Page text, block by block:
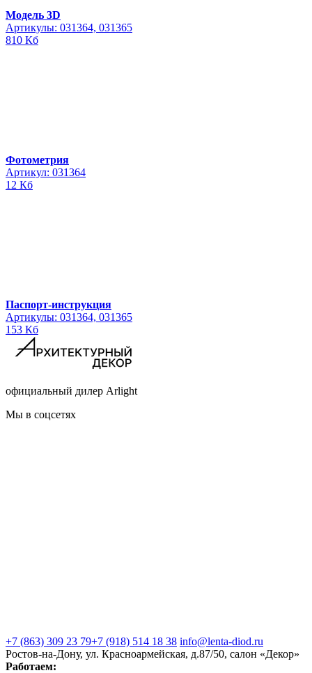
Модель 3D
Артикулы: 031364, 031365
810 Кб
Фотометрия
Артикул: 031364
12 Кб
Паспорт-инструкция
Артикулы: 031364, 031365
153 Кб
официальный дилер Arlight
Мы в соцсетях
+7 (863) 309 23 79+7 (918) 514 18 38 info@lenta-diod.ru
Ростов-на-Дону, ул. Красноармейская, д.87/50, салон «Декор»
Работаем: